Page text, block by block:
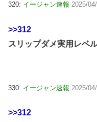
320: イージャン速報 2025/
>>312
スリップダメ実用レベ
330: イージャン速報 2025/
>>312